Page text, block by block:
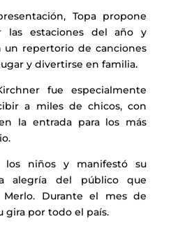
Topa propone
las estaciones del año y
un repertorio de canciones
y divertirse en familia.
fue especialmente
a miles de chicos, con
la entrada para los más
los niños y manifestó su
alegría del público que
Durante el mes de
gira por todo el país.